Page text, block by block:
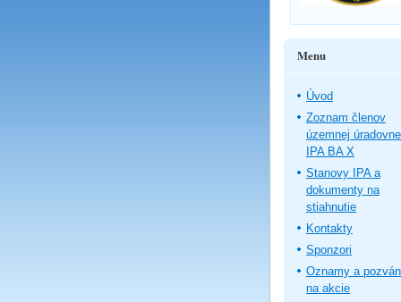
Menu
Úvod
Zoznam členov
územnej úradovne
IPA BA X
Stanovy IPA a
dokumenty na
stiahnutie
Kontakty
Sponzori
Oznamy a
na akcie